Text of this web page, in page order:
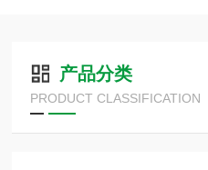
产品分类
PRODUCT CLASSIFICATION